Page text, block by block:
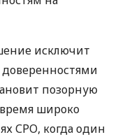
исключит
позорную
широко
СРО, когда один